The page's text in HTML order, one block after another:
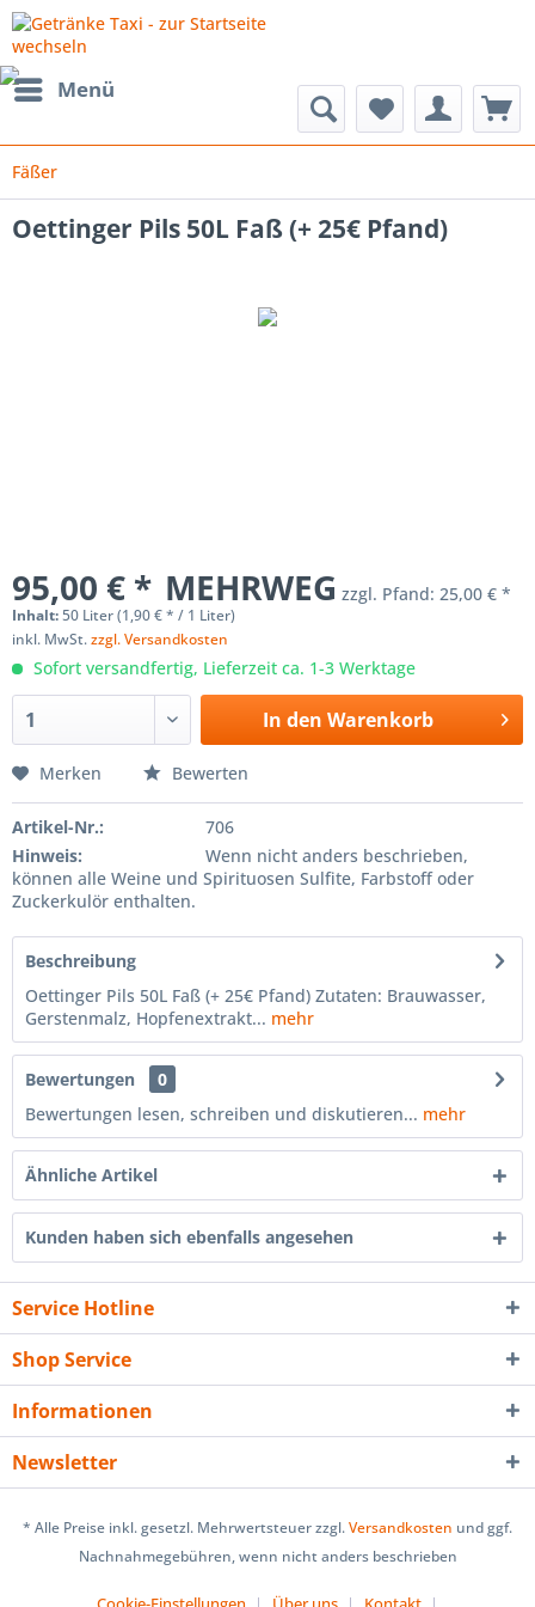
Menü
Fäßer
Oettinger Pils 50L Faß (+ 25€ Pfand)
95,00 € * MEHRWEG zzgl. Pfand: 25,00 € *
Inhalt:50 Liter (1,90 € * / 1 Liter)
inkl. MwSt.zzgl. Versandkosten
Sofort versandfertig, Lieferzeit ca. 1-3 Werktage
In den Warenkorb
Merken Bewerten
Artikel-Nr.:
706
Hinweis:
Wenn nicht anders beschrieben,
können alle Weine und Spirituosen Sulfite, Farbstoff oder
Zuckerkulör enthalten.
Beschreibung
Oettinger Pils 50L Faß (+ 25€ Pfand) Zutaten: Brauwasser,
Gerstenmalz, Hopfenextrakt... mehr
Bewertungen
0
Bewertungen lesen, schreiben und diskutieren... mehr
Ähnliche Artikel
Kunden haben sich ebenfalls angesehen
Service Hotline
Shop Service
Informationen
Newsletter
* Alle Preise inkl. gesetzl. Mehrwertsteuer zzgl.Versandkosten und ggf.
Nachnahmegebühren, wenn nicht anders beschrieben